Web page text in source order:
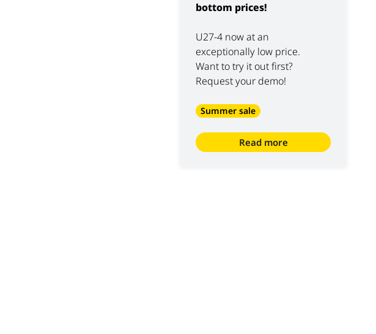
bottom prices!
U27-4 now at an
exceptionally low price.
Want to try it out first?
Request your demo!
Summer sale
Read more